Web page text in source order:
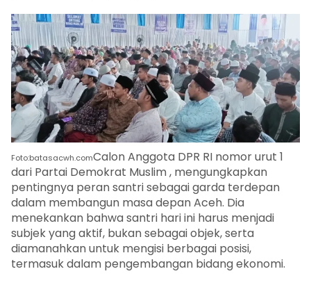
Foto:batasacwh.comCalon Anggota DPR RI nomor urut 1
dari Partai Demokrat Muslim , mengungkapkan
pentingnya peran santri sebagai garda terdepan
dalam membangun masa depan Aceh. Dia
menekankan bahwa santri hari ini harus menjadi
subjek yang aktif, bukan sebagai objek, serta
diamanahkan untuk mengisi berbagai posisi,
termasuk dalam pengembangan bidang ekonomi.